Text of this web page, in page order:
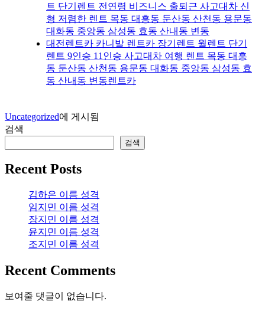
트 단기렌트 전연령 비즈니스 출퇴근 사고대차 신
형 저렴한 렌트 목동 대흥동 둔산동 산천동 용문동
대화동 중앙동 삼성동 효동 산내동 변동
대전렌트카 카니발 렌트카 장기렌트 월렌트 단기
렌트 9인승 11인승 사고대차 여행 렌트 목동 대흥
동 둔산동 산천동 용문동 대화동 중앙동 삼성동 효
동 산내동 변동렌트카
Uncategorized에 게시됨
검색
검색
Recent Posts
김하은 이름 성격
임지민 이름 성격
장지민 이름 성격
윤지민 이름 성격
조지민 이름 성격
Recent Comments
보여줄 댓글이 없습니다.